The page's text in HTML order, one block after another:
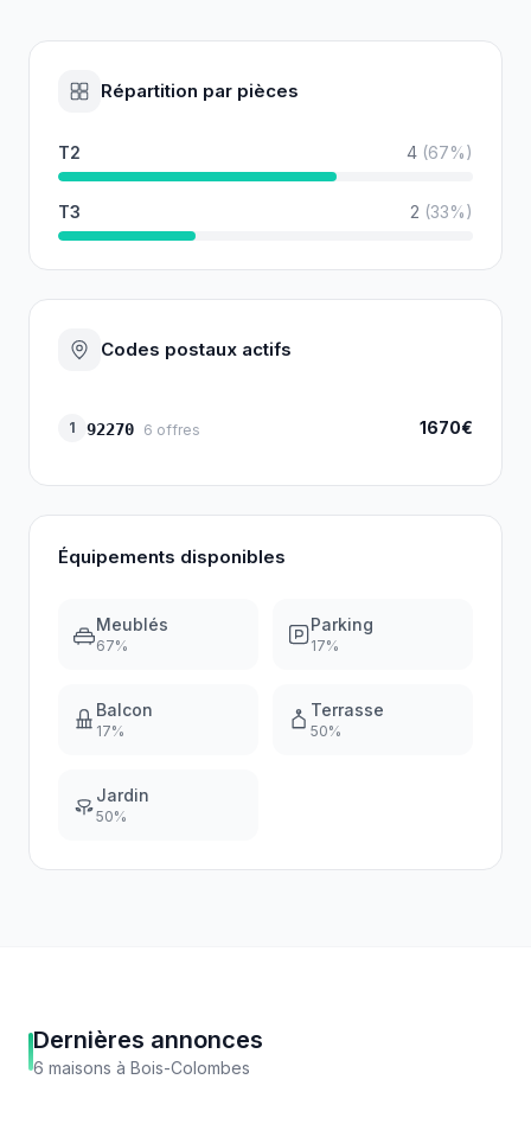
Répartition par pièces
T2 4 (67%)
T3 2 (33%)
Codes postaux actifs
1 92270 6 offres 1670€
Équipements disponibles
Meublés
67%
Parking
17%
Balcon
17%
Terrasse
50%
Jardin
50%
Dernières annonces
6 maisons à Bois-Colombes